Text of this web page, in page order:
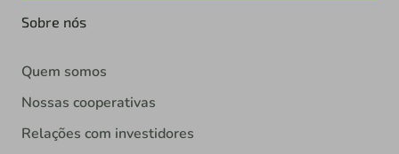
Sobre nós
Quem somos
Nossas cooperativas
Relações com investidores